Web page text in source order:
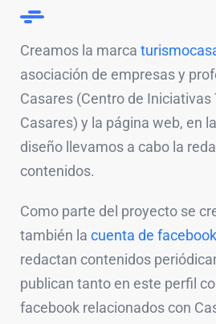
Creamos la marca
asociación de empresas y
Casares (Centro de Iniciativas
Casares) y la página web, en
diseño llevamos a cabo la
contenidos.
Como parte del proyecto se
también la cuenta de
redactan contenidos
publican tanto en este perfil
facebook relacionados con